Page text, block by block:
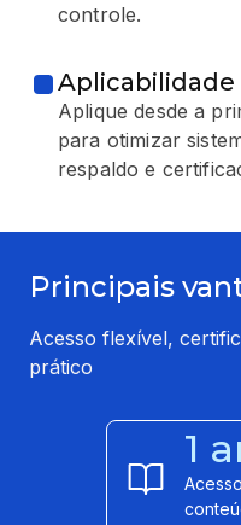
controle.
Aplicabilidade
Aplique desde a
para otimizar
respaldo e
Principais
Acesso flexível,
prático
1